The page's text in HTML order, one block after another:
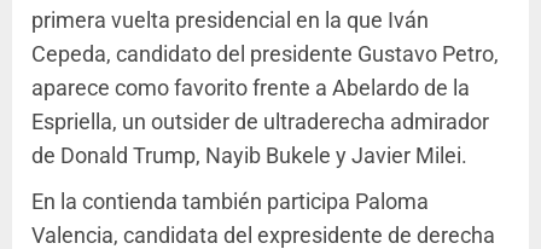
primera vuelta presidencial en la que Iván
Cepeda, candidato del presidente Gustavo Petro,
aparece como favorito frente a Abelardo de la
Espriella, un outsider de ultraderecha admirador
de Donald Trump, Nayib Bukele y Javier Milei.
En la contienda también participa Paloma
Valencia, candidata del expresidente de derecha